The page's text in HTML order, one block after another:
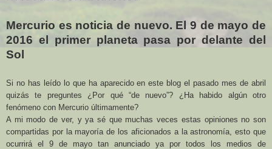
Mercurio es noticia de nuevo. El 9 de mayo de
2016 el primer planeta pasa por delante del
Sol
Si no has leído lo que ha aparecido en este blog el pasado mes de abril
quizás te preguntes ¿Por qué “de nuevo”? ¿Ha habido algún otro
fenómeno con Mercurio últimamente?
A mi modo de ver, y ya sé que muchas veces estas opiniones no son
compartidas por la mayoría de los aficionados a la astronomía, esto que
ocurrirá el 9 de mayo tan anunciado ya por todos los medios de